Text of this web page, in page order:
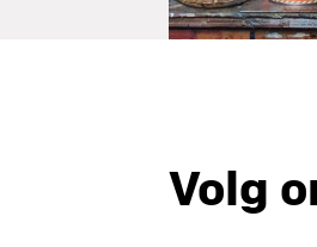
Volg